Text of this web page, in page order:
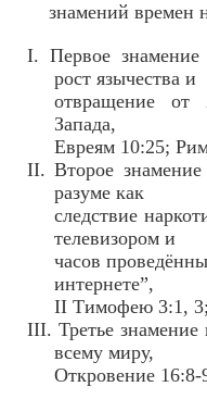
знамений времен
I. Первое
рост язычества и
отвращение от
Запада,
Евреям 10:25;
II. Второе знамение
разуме как
следствие
телевизором и
часов
интернете”,
II Тимофею 3:1,
III. Третье знамение
всему миру,
Откровение 16:8-